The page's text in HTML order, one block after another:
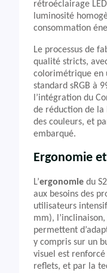
rétroéclairage
luminosité
consommation
Le processus de
qualité stricts,
colorimétrique en
standard sRGB à
l’intégration du
de réduction de la
des couleurs, et
embarqué.
Ergonomie
L’ergonomie du
aux besoins des
utilisateurs
mm),
permettent
y compris sur un
visuel est
reflets, et par la